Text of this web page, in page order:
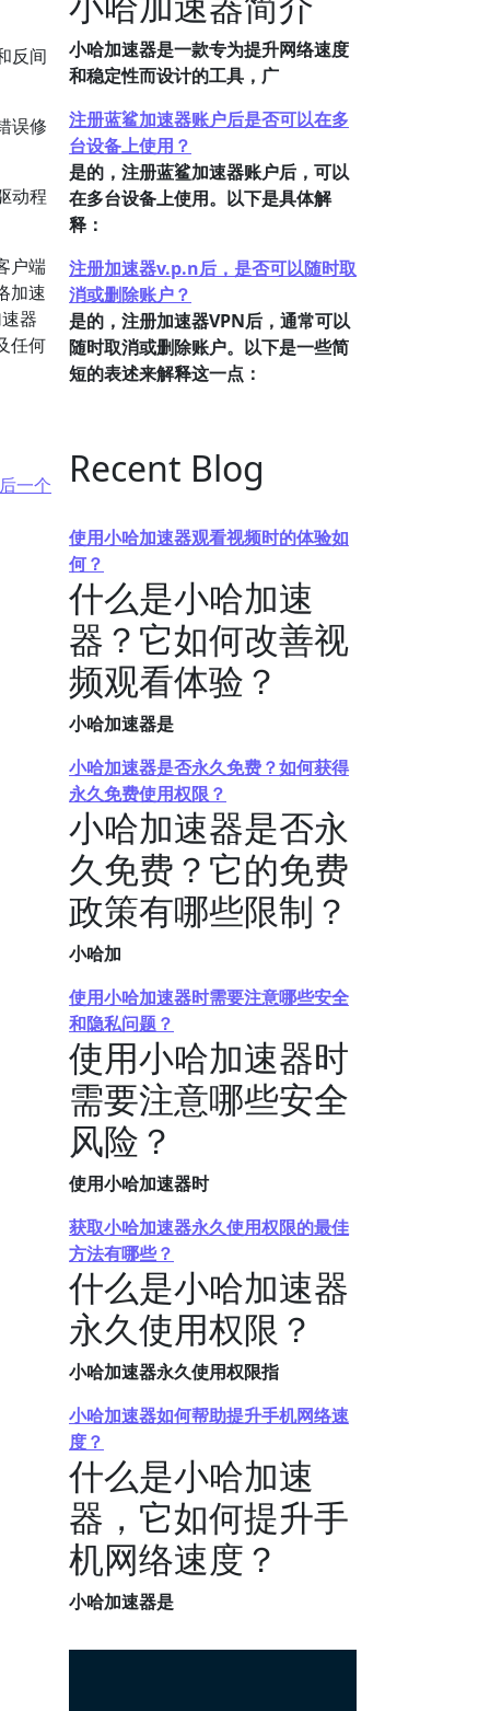
反间
误修
动程
户端
加速
器
任何
后一个
小哈加速器是一款专为提升网络速度
和稳定性而设计的工具，广
注册蓝鲨加速器账户后是否可以在多
台设备上使用？
是的，注册蓝鲨加速器账户后，可以
在多台设备上使用。以下是具体解
释：
注册加速器v.p.n后，是否可以随时取
消或删除账户？
是的，注册加速器VPN后，通常可以
随时取消或删除账户。以下是一些简
短的表述来解释这一点：
Recent Blog
使用小哈加速器观看视频时的体验如
何？
什么是小哈加速
器？它如何改善视
频观看体验？
小哈加速器是
小哈加速器是否永久免费？如何获得
永久免费使用权限？
小哈加速器是否永
久免费？它的免费
政策有哪些限制？
小哈加
使用小哈加速器时需要注意哪些安全
和隐私问题？
使用小哈加速器时
需要注意哪些安全
风险？
使用小哈加速器时
获取小哈加速器永久使用权限的最佳
方法有哪些？
什么是小哈加速器
永久使用权限？
小哈加速器永久使用权限指
小哈加速器如何帮助提升手机网络速
度？
什么是小哈加速
器，它如何提升手
机网络速度？
小哈加速器是